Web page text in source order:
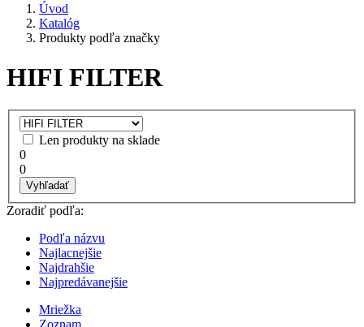
Úvod
Katalóg
Produkty podľa značky
HIFI FILTER
Len produkty na sklade
0
0
Vyhľadať
Zoradiť podľa:
Podľa názvu
Najlacnejšie
Najdrahšie
Najpredávanejšie
Mriežka
Zoznam